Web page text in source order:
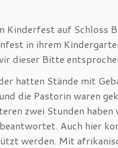
Kinderfest auf Schloss
in ihrem
dieser Bitte
hatten Stände mit
die Pastorin waren
zwei Stunden
Auch hier
werden. Mit